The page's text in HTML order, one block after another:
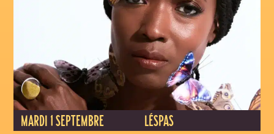
MARDI 1 SEPTEMBRE LÉSPAS